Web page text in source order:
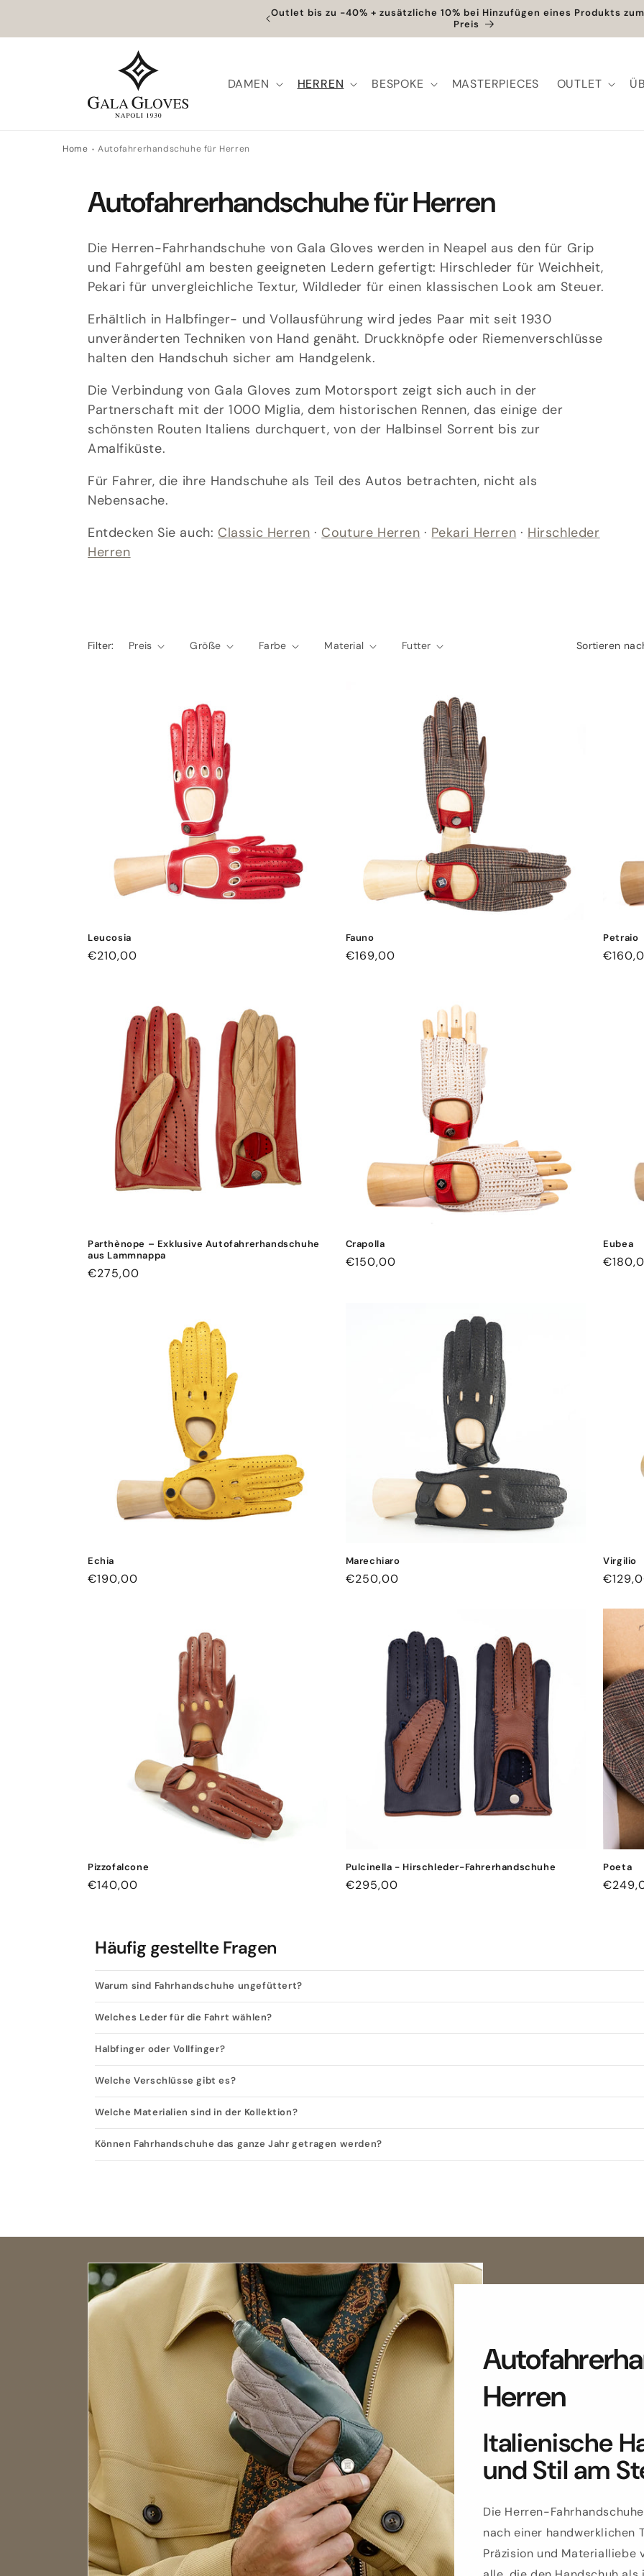
Outlet bis zu -40% + zusätzliche 10% bei Hinzufügen eines Produkts
Preis
DAMEN HERREN BESPOKE MASTERPIECES OUTLET
Home Autofahrerhandschuhe für Herren
K
a
t
e
g
o
r
i
e
:
Autofahrerhandschuhe für Herren
Die Herren-Fahrhandschuhe von Gala Gloves werden in Neapel aus den für Grip
und Fahrgefühl am besten geeigneten Ledern gefertigt: Hirschleder für Weichheit,
Pekari für unvergleichliche Textur, Wildleder für einen klassischen Look am Steuer.
Erhältlich in Halbfinger- und Vollausführung wird jedes Paar mit seit 1930
unveränderten Techniken von Hand genäht. Druckknöpfe oder Riemenverschlüsse
halten den Handschuh sicher am Handgelenk.
Die Verbindung von Gala Gloves zum Motorsport zeigt sich auch in der
Partnerschaft mit der 1000 Miglia, dem historischen Rennen, das einige der
schönsten Routen Italiens durchquert, von der Halbinsel Sorrent bis zur
Amalfiküste.
Für Fahrer, die ihre Handschuhe als Teil des Autos betrachten, nicht als
Nebensache.
Entdecken Sie auch: Classic Herren · Couture Herren · Pekari Herren · Hirschleder
Herren
Filter: Preis Größe Farbe Material Futter Sortieren
Leucosia
Normaler
€210,00
Fauno
Normaler
€169,00
Petraio
Parthènope – Exklusive Autofahrerhandschuhe
aus Lammnappa
Normaler
€275,00
Crapolla
Normaler
€150,00
Eubea
Echia
Normaler
€190,00
Marechiaro
Normaler
€250,00
Virgilio
Pizzofalcone
Normaler
€140,00
Pulcinella - Hirschleder-Fahrerhandschuhe
Normaler
€295,00
Poeta
Häufig gestellte Fragen
Warum sind Fahrhandschuhe ungefüttert?
Welches Leder für die Fahrt wählen?
Halbfinger oder Vollfinger?
Welche Verschlüsse gibt es?
Welche Materialien sind in der Kollektion?
Können Fahrhandschuhe das ganze Jahr getragen werden?
Herren
Italienische
und Stil am
Die Herren-
nach einer handwerklichen
Präzision und Materialliebe